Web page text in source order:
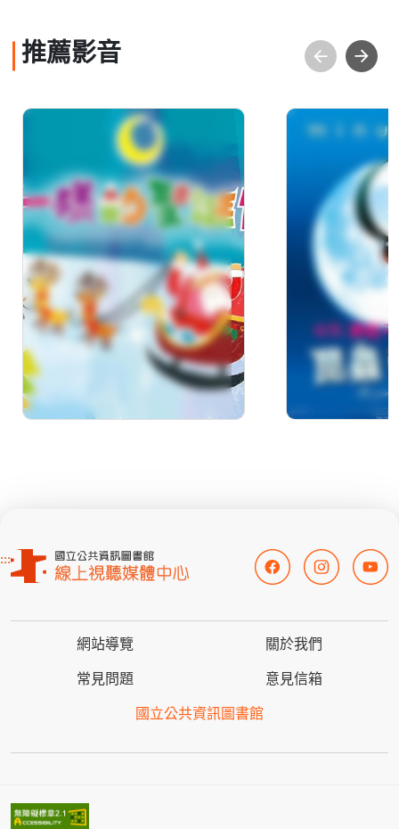
推薦影音
品格教育動畫篇7.不一
樣的聖誕節
昆蟲LIFE秀
第4集 3.非
:::
網站導覽 關於我們
常見問題 意見信箱
國立公共資訊圖書館